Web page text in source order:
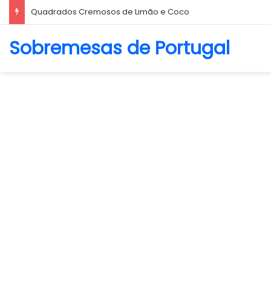
Quadrados Cremosos de Limão e Coco
Sobremesas de Portugal